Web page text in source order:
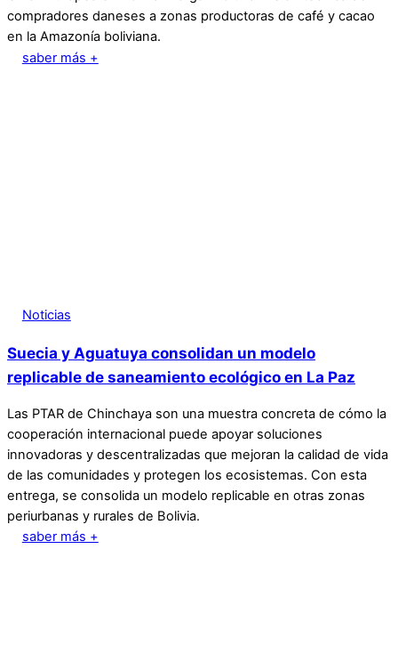
compradores daneses a zonas productoras de café y cacao
en la Amazonía boliviana.
saber más +
Noticias
Suecia y Aguatuya consolidan un modelo
replicable de saneamiento ecológico en La Paz
Las PTAR de Chinchaya son una muestra concreta de cómo la
cooperación internacional puede apoyar soluciones
innovadoras y descentralizadas que mejoran la calidad de vida
de las comunidades y protegen los ecosistemas. Con esta
entrega, se consolida un modelo replicable en otras zonas
periurbanas y rurales de Bolivia.
saber más +